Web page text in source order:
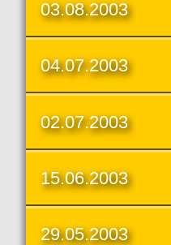
03.08.2003
04.07.2003
02.07.2003
15.06.2003
29.05.2003